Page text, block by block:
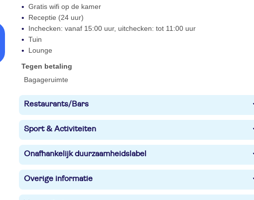
Gratis wifi op de kamer
Receptie (24 uur)
Inchecken: vanaf 15:00 uur, uitchecken: tot 11:00 uur
Tuin
Lounge
Tegen betaling
Bagageruimte
Restaurants/Bars
Sport & Activiteiten
Onafhankelijk duurzaamheidslabel
Overige informatie